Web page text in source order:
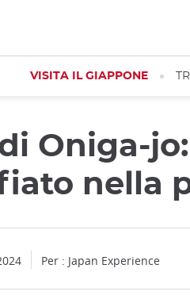
VISITA IL GIAPPONE
di Oniga-
nella
Per : Japan Experience